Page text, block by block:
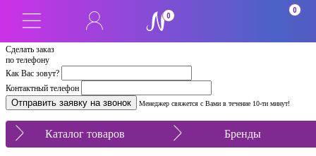
Сделать заказ
по телефону
Как Вас зовут?
Контактный телефон
Менеджер свяжется с Вами в течение 10-ти минут!
0
0
Каталог товаров Бренды